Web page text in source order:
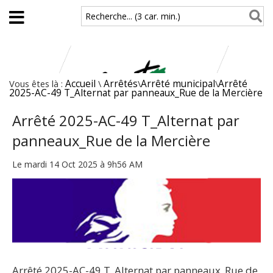
Aller au contenu principal
Recherche... (3 car. min.)
Vous êtes là : Accueil \ Arrêtés\Arrêté municipal\Arrêté
2025-AC-49 T_Alternat par panneaux_Rue de la Mercière
Arrêté 2025-AC-49 T_Alternat par
panneaux_Rue de la Mercière
Le mardi 14 Oct 2025 à 9h56 AM
Arrêté 2025-AC-49 T_Alternat par panneaux_Rue de